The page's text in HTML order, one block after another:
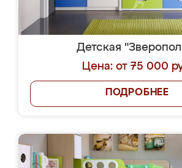
Детская
Цена: от 75 000
ПОДРОБНЕЕ